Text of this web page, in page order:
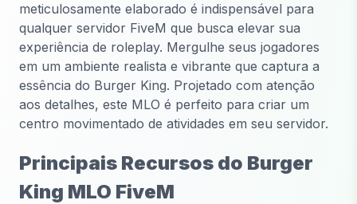
meticulosamente elaborado é indispensável para
qualquer servidor FiveM que busca elevar sua
experiência de roleplay. Mergulhe seus jogadores
em um ambiente realista e vibrante que captura a
essência do Burger King. Projetado com atenção
aos detalhes, este MLO é perfeito para criar um
centro movimentado de atividades em seu servidor.
Principais Recursos do Burger
King MLO FiveM